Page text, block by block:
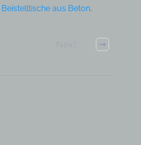
Beistelltische aus Beton.
Next